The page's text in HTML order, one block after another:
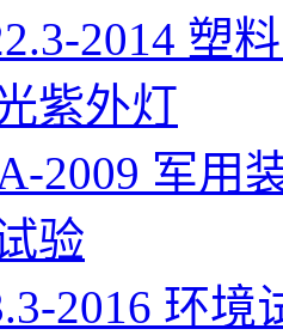
2014 塑
紫外灯
2009 军用
验
2016 环